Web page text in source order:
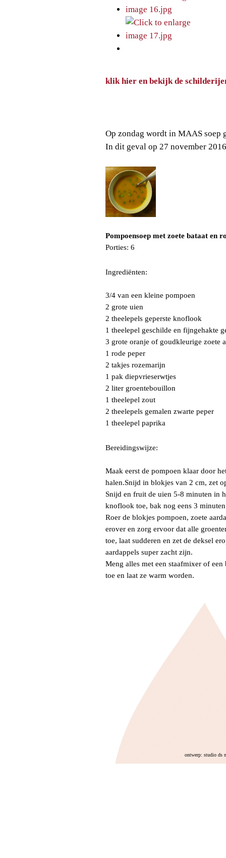
klik hier en bekijk de
Op zondag wordt in MAAS soep
In dit geval op 27 november 2016
Pompoensoep met zoete bataat en
Porties: 6
Ingrediënten:
3/4 van een kleine pompoen
2 grote uien
2 theelepels geperste knoflook
1 theelepel geschilde en fijngehakte
3 grote oranje of goudkleurige zoete
1 rode peper
2 takjes rozemarijn
1 pak diepvrieserwtjes
2 liter groentebouillon
1 theelepel zout
2 theelepels gemalen zwarte peper
1 theelepel paprika
Bereidingswijze:
Maak eerst de pompoen klaar door
halen.Snijd in blokjes van 2 cm, zet
Snijd en fruit de uien 5-8 minuten in
knoflook toe, bak nog eens 3
Roer de blokjes pompoen, zoete
erover en zorg ervoor dat alle
toe, laat sudderen en zet de deksel
aardappels super zacht zijn.
Meng alles met een staafmixer of
toe en laat ze warm worden.
ontwerp: studio ds